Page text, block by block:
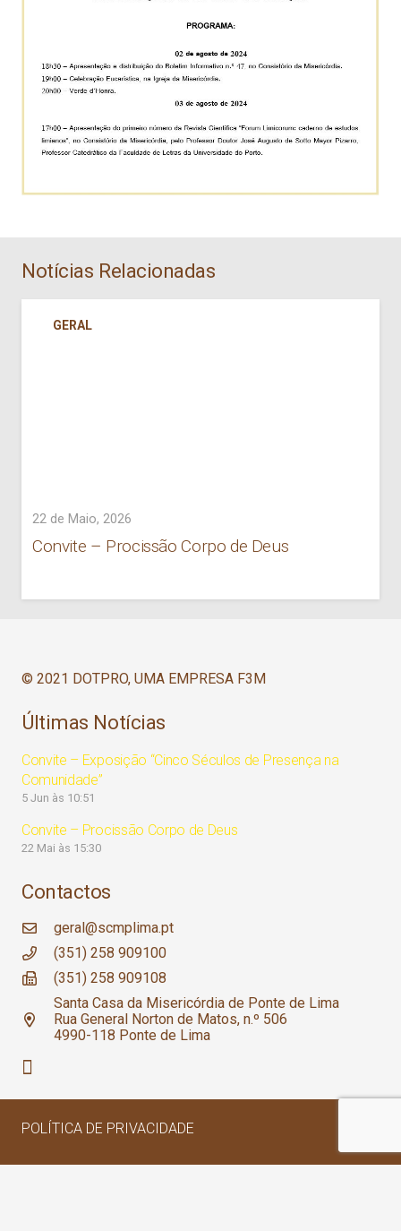
Notícias Relacionadas
GERAL
22 de Maio, 2026
Convite – Procissão Corpo de Deus
© 2021 DOTPRO, UMA EMPRESA F3M
Últimas Notícias
Convite – Exposição “Cinco Séculos de Presença na
Comunidade”
5 Jun às 10:51
Convite – Procissão Corpo de Deus
22 Mai às 15:30
Contactos
geral@scmplima.pt
(351) 258 909100
(351) 258 909108
Santa Casa da Misericórdia de Ponte de Lima
Rua General Norton de Matos, n.º 506
4990-118 Ponte de Lima
POLÍTICA DE PRIVACIDADE